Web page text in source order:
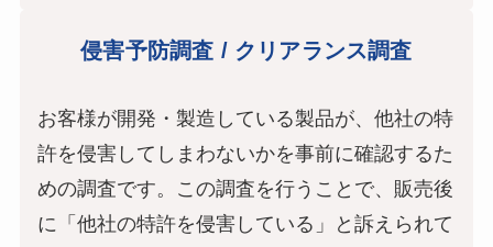
侵害予防調査 / クリアランス調査
お客様が開発・製造している製品が、他社の特
許を侵害してしまわないかを事前に確認するた
めの調査です。この調査を行うことで、販売後
に「他社の特許を侵害している」と訴えられて